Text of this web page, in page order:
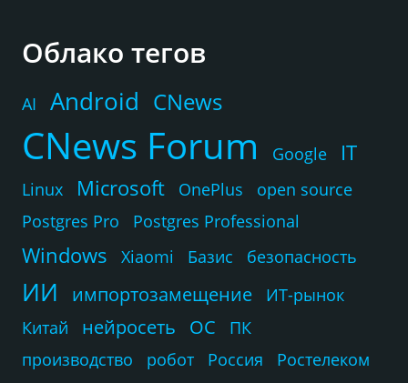
Облако тегов
AI Android CNews
CNews Forum Google IT
Linux Microsoft OnePlus
open source
Postgres Pro
Postgres Professional
Windows Xiaomi Базис безопасность
ИИ импортозамещение
ИТ-рынок
Китай
нейросеть ОС
ПК
производство
робот Россия Ростелеком